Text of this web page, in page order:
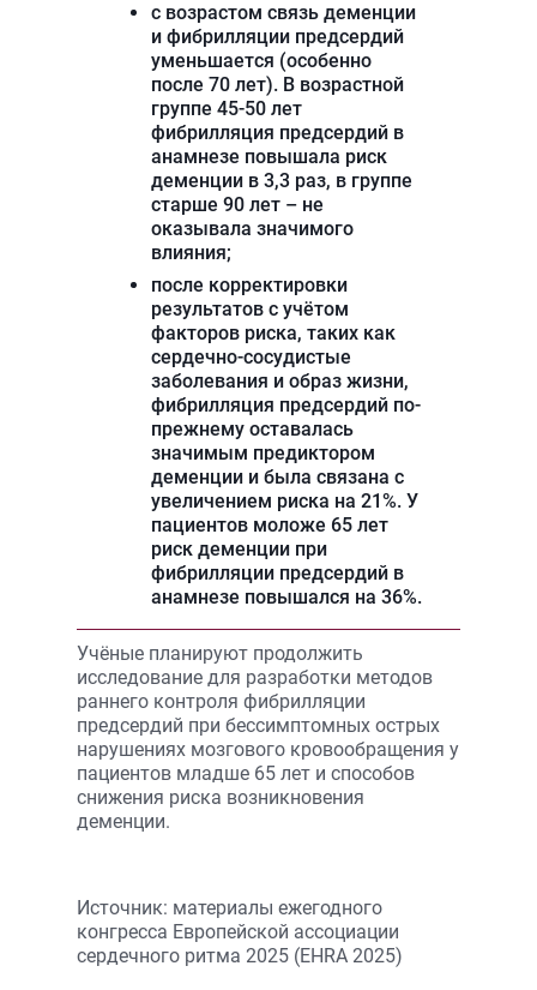
с возрастом связь деменции
и фибрилляции предсердий
уменьшается (особенно
после 70 лет). В возрастной
группе 45-50 лет
фибрилляция предсердий в
анамнезе повышала риск
деменции в 3,3 раз, в группе
старше 90 лет – не
оказывала значимого
влияния;
после корректировки
результатов с учётом
факторов риска, таких как
сердечно-сосудистые
заболевания и образ жизни,
фибрилляция предсердий по-
прежнему оставалась
значимым предиктором
деменции и была связана с
увеличением риска на 21%. У
пациентов моложе 65 лет
риск деменции при
фибрилляции предсердий в
анамнезе повышался на 36%.
Учёные планируют продолжить
исследование для разработки методов
раннего контроля фибрилляции
предсердий при бессимптомных острых
нарушениях мозгового кровообращения у
пациентов младше 65 лет и способов
снижения риска возникновения
деменции.
Источник: материалы ежегодного
конгресса Европейской ассоциации
сердечного ритма 2025 (EHRA 2025)